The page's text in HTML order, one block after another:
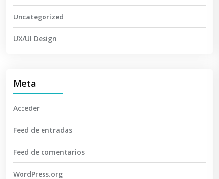
Uncategorized
UX/UI Design
Meta
Acceder
Feed de entradas
Feed de comentarios
WordPress.org